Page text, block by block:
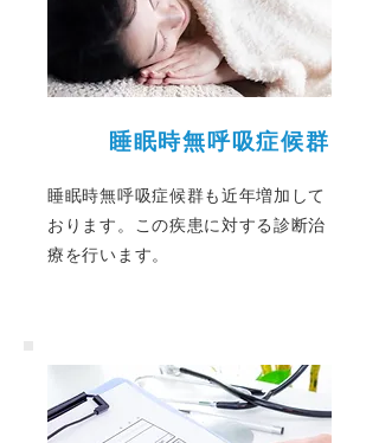
睡眠時無呼吸症候群
睡眠時無呼吸症候群も近年増加して
おります。この疾患に対する診断治
療を行います。